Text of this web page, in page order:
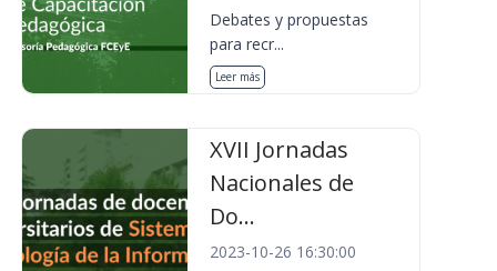
Debates y propuestas
para recr...
Leer más
XVII Jornadas
Nacionales de
Do...
2023-10-26 16:30:00